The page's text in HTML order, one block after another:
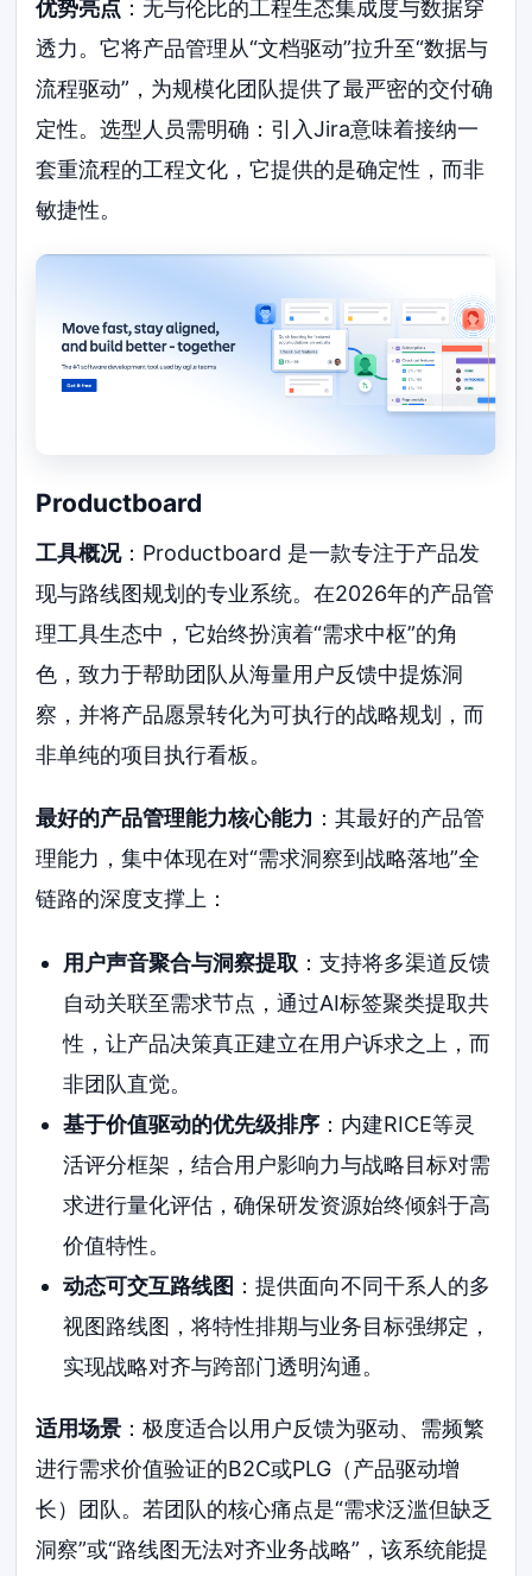
优势亮点 ：无与伦比的工程生态集成度与数据穿
透力。它将产品管理从“文档驱动”拉升至“数据与
流程驱动”，为规模化团队提供了最严密的交付确
定性。选型人员需明确：引入Jira意味着接纳一
套重流程的工程文化，它提供的是确定性，而非
敏捷性。
Productboard
工具概况：Productboard 是一款专注于产品发
现与路线图规划的专业系统。在2026年的产品管
理工具生态中，它始终扮演着“需求中枢”的角
色，致力于帮助团队从海量用户反馈中提炼洞
察，并将产品愿景转化为可执行的战略规划，而
非单纯的项目执行看板。
最好的产品管理能力核心能力 ：其最好的产品管
理能力，集中体现在对“需求洞察到战略落地”全
链路的深度支撑上：
用户声音聚合与洞察提取 ：支持将多渠道反馈
自动关联至需求节点，通过AI标签聚类提取共
性，让产品决策真正建立在用户诉求之上，而
非团队直觉。
基于价值驱动的优先级排序：内建RICE等灵
活评分框架，结合用户影响力与战略目标对需
求进行量化评估，确保研发资源始终倾斜于高
价值特性。
动态可交互路线图 ：提供面向不同干系人的多
视图路线图，将特性排期与业务目标强绑定，
实现战略对齐与跨部门透明沟通。
适用场景 ：极度适合以用户反馈为驱动、需频繁
进行需求价值验证的B2C或PLG（产品驱动增
长）团队。若团队的核心痛点是“需求泛滥但缺乏
洞察”或“路线图无法对齐业务战略”，该系统能提